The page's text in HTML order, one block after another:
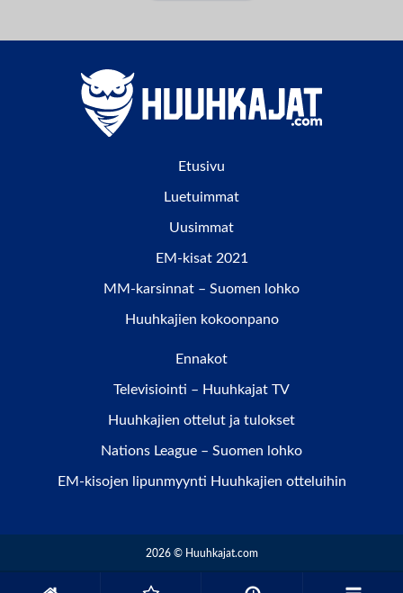
Etusivu
Luetuimmat
Uusimmat
EM-kisat 2021
MM-karsinnat – Suomen lohko
Huuhkajien kokoonpano
Ennakot
Televisiointi – Huuhkajat TV
Huuhkajien ottelut ja tulokset
Nations League – Suomen lohko
EM-kisojen lipunmyynti Huuhkajien otteluihin
2026 © Huuhkajat.com